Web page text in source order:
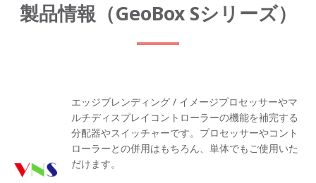
製品情報（GeoBox Sシリーズ）
エッジブレンディング / イメージプロセッサーやマ
ルチディスプレイコントローラーの機能を補完する
分配器やスイッチャーです。プロセッサーやコント
ローラーとの併用はもちろん、単体でもご使用いた
だけます。